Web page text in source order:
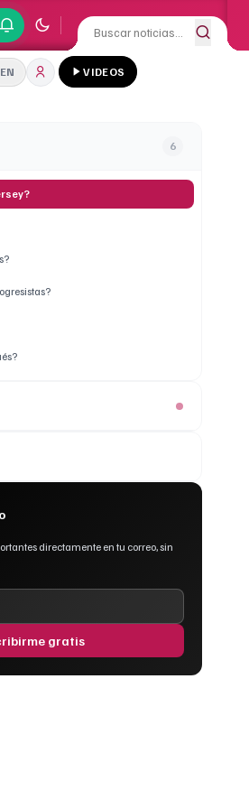
EN VIDEOS
6
directamente en tu correo, sin
gratis